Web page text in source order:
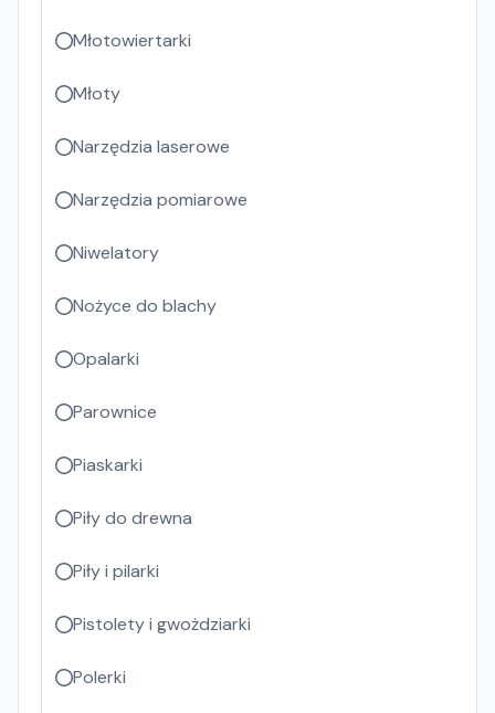
Młotowiertarki
Młoty
Narzędzia laserowe
Narzędzia pomiarowe
Niwelatory
Nożyce do blachy
Opalarki
Parownice
Piaskarki
Piły do drewna
Piły i pilarki
Pistolety i gwożdziarki
Polerki